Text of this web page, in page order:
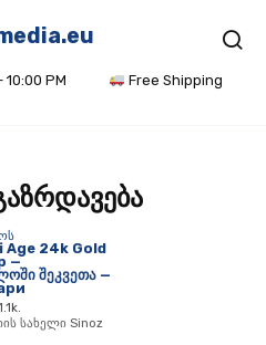
PM Free Shipping
Age 24k Gold
—
შეკვეთა —
სახელი Sinoz